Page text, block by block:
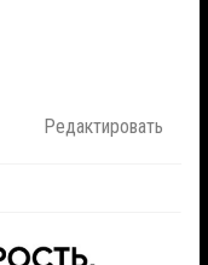
Редактировать